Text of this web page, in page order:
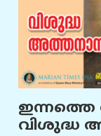
ഇന്നത്തെ
വിശുദ്ധ